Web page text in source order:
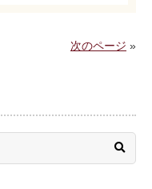
次のページ »